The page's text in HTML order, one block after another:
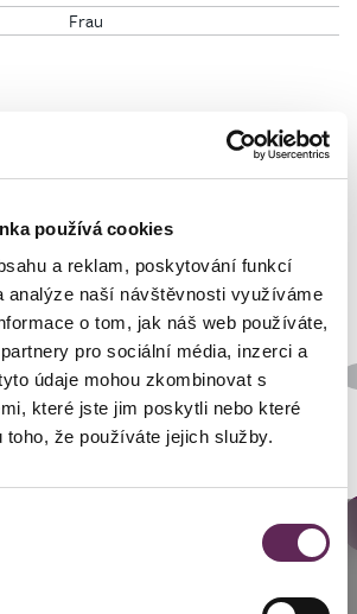
používá cookies
a reklam, poskytování funkcí
analýze naší návštěvnosti využíváme
o tom, jak náš web používáte,
pro sociální média, inzerci a
údaje mohou zkombinovat s
které jste jim poskytli nebo které
že používáte jejich služby.
Frau
Arzt
Pavel Horyna